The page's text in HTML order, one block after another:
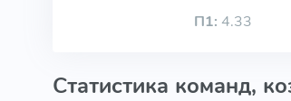
П1: 4.33
Статистика команд,